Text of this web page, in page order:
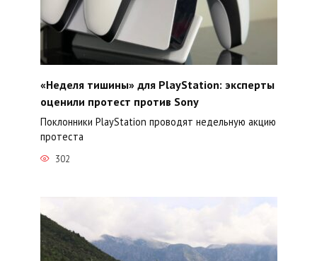
«Неделя тишины» для PlayStation: эксперты
оценили протест против Sony
Поклонники PlayStation проводят недельную акцию
протеста
302